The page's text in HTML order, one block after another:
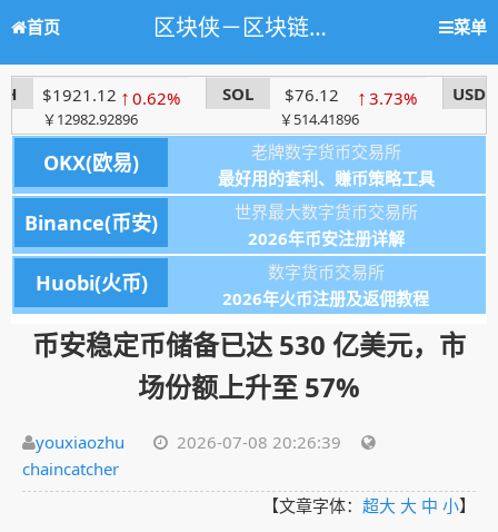
首页 区块侠－区块链学习网站，人人都懂区块链 菜单
0.62% SOL $76.12 ↑3.73% USDC $1.0006 ↑
老牌数字货币交易所
OKX(欧易)
最好用的套利、赚币策略工具
世界最大数字货币交易所
Binance(币安)
2026年币安注册详解
数字货币交易所
Huobi(火币)
2026年火币注册及返佣教程
币安稳定币储备已达 530 亿美元，市
场份额上升至 57%
youxiaozhu
2026-07-08 20:26:39
chaincatcher
【文章字体： 超大 大 中 小】